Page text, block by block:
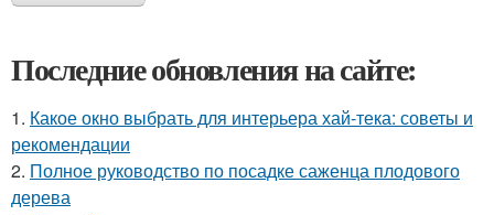
Последние обновления на сайте:
1. Какое окно выбрать для интерьера хай-тека: советы и
рекомендации
2. Полное руководство по посадке саженца плодового
дерева